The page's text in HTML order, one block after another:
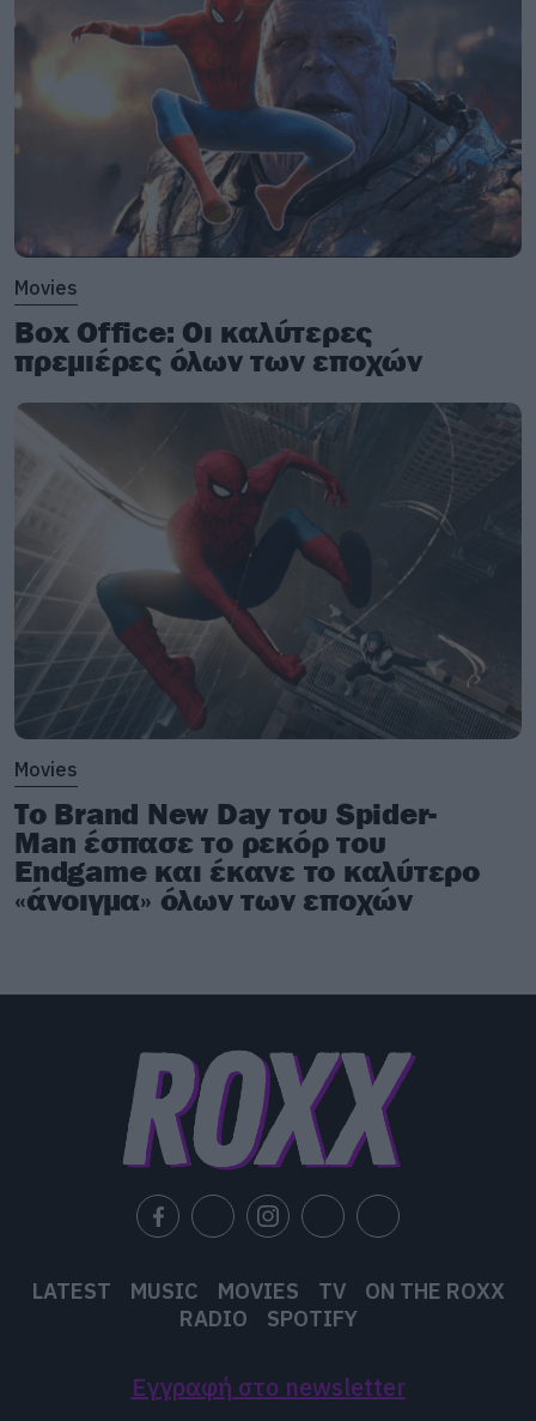
Movies
Box Office: Οι καλύτερες
πρεμιέρες όλων των εποχών
Movies
Το Brand New Day του Spider-
Man έσπασε το ρεκόρ του
Endgame και έκανε το καλύτερο
«άνοιγμα» όλων των εποχών
LATEST MUSIC MOVIES TV
ON THE ROXX
RADIO
SPOTIFY
Εγγραφή στο newsletter